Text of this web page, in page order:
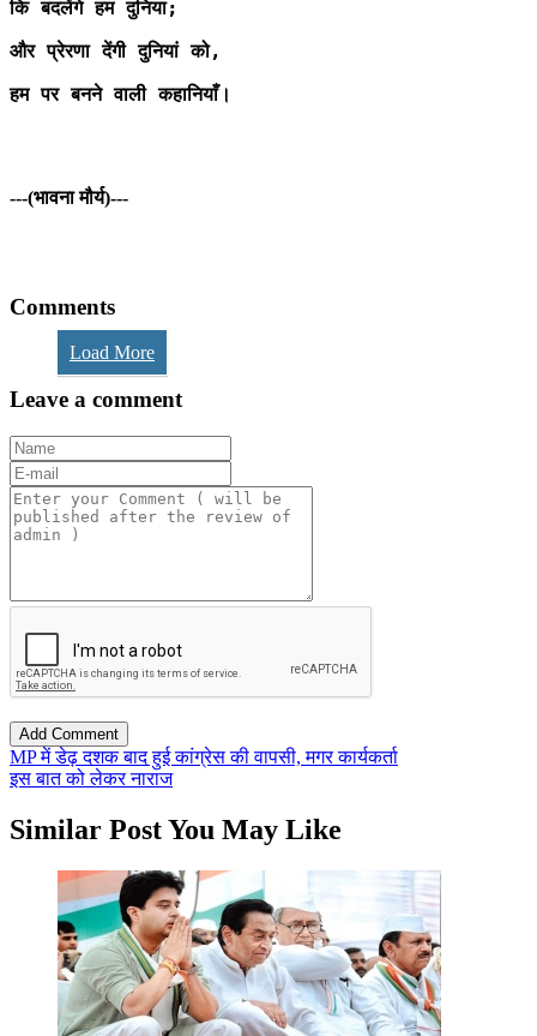
कि बदलेंगे हम दुनिया;
और प्रेरणा देंगी दुनियां को,
हम पर बनने वाली कहानियाँ।
---(भावना मौर्य)---
Comments
Load More
Leave a comment
MP में डेढ़ दशक बाद हुई कांग्रेस की वापसी, मगर कार्यकर्ता
इस बात को लेकर नाराज
Similar Post You May Like